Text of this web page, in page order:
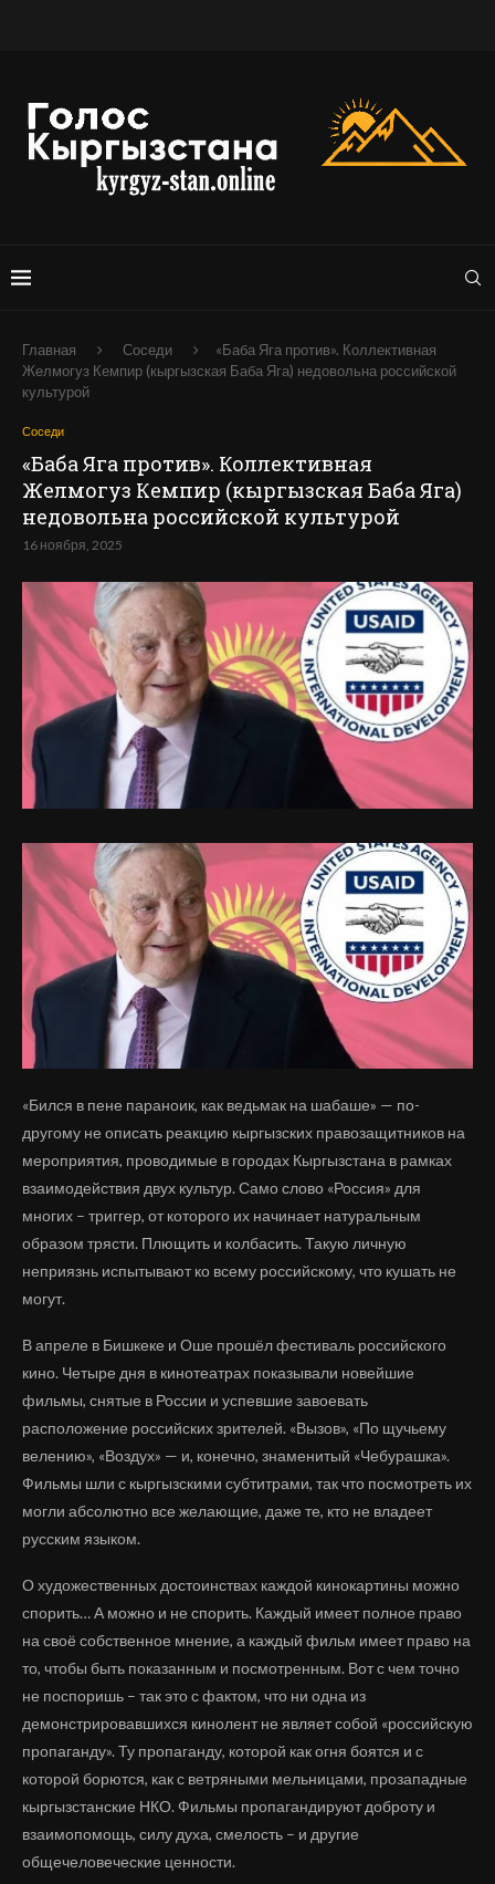
Главная Соседи
«Баба Яга против». Коллективная
Желмогуз Кемпир (кыргызская Баба Яга) недовольна российской
культурой
Соседи
«Баба Яга против». Коллективная
Желмогуз Кемпир (кыргызская Баба Яга)
недовольна российской культурой
16 ноября, 2025
«Бился в пене параноик, как ведьмак на шабаше» — по-
другому не описать реакцию кыргызских правозащитников на
мероприятия, проводимые в городах Кыргызстана в рамках
взаимодействия двух культур. Само слово «Россия» для
многих – триггер, от которого их начинает натуральным
образом трясти. Плющить и колбасить. Такую личную
неприязнь испытывают ко всему российскому, что кушать не
могут.
В апреле в Бишкеке и Оше прошёл фестиваль российского
кино. Четыре дня в кинотеатрах показывали новейшие
фильмы, снятые в России и успевшие завоевать
расположение российских зрителей. «Вызов», «По щучьему
велению», «Воздух» — и, конечно, знаменитый «Чебурашка».
Фильмы шли с кыргызскими субтитрами, так что посмотреть их
могли абсолютно все желающие, даже те, кто не владеет
русским языком.
О художественных достоинствах каждой кинокартины можно
спорить… А можно и не спорить. Каждый имеет полное право
на своё собственное мнение, а каждый фильм имеет право на
то, чтобы быть показанным и посмотренным. Вот с чем точно
не поспоришь – так это с фактом, что ни одна из
демонстрировавшихся кинолент не являет собой «российскую
пропаганду». Ту пропаганду, которой как огня боятся и с
которой борются, как с ветряными мельницами, прозападные
кыргызстанские НКО. Фильмы пропагандируют доброту и
взаимопомощь, силу духа, смелость – и другие
общечеловеческие ценности.